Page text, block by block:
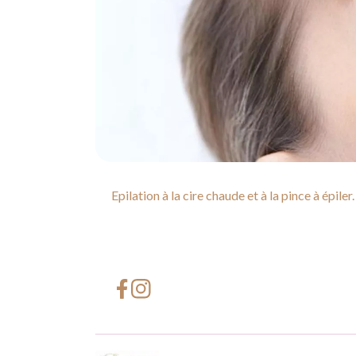
Epilation à la cire chaude et à la pince à épiler.